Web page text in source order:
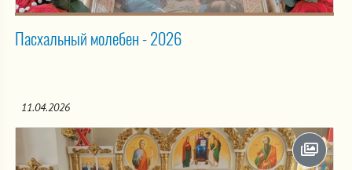
Пасхальный молебен - 2026
11.04.2026